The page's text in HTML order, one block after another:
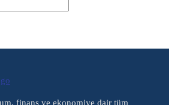
finans ve ekonomiye dair tüm